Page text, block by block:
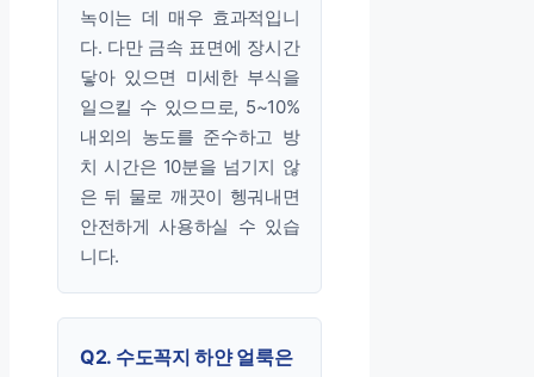
녹이는 데 매우 효과적입니
다. 다만 금속 표면에 장시간
닿아 있으면 미세한 부식을
일으킬 수 있으므로, 5~10%
내외의 농도를 준수하고 방
치 시간은 10분을 넘기지 않
은 뒤 물로 깨끗이 헹궈내면
안전하게 사용하실 수 있습
니다.
Q2. 수도꼭지 하얀 얼룩은